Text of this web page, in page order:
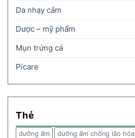
Da nhạy cảm
Dược – mỹ phẩm
Mụn trứng cá
Picare
Thẻ
dưỡng ẩm dưỡng ẩm chống lão hóa